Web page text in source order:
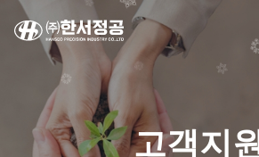
고객지원